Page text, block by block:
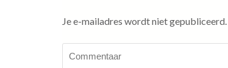
Je e-mailadres wordt niet gepubliceerd.